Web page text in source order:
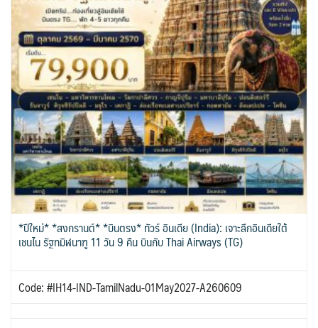
*ปีใหม่* *สงกรานต์* *บินตรง* ทัวร์ อินเดีย (India): เจาะลึกอินเดียใต้
เชนไน รัฐทมิฬนาฑู 11 วัน 9 คืน บินกับ Thai Airways (TG)
Code: #IH14-IND-TamilNadu-01May2027-A260609